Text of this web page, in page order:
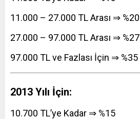
11.000 – 27.000 TL Arası ⇒ %20
27.000 – 97.000 TL Arası ⇒ %27
97.000 TL ve Fazlası İçin ⇒ %35
2013 Yılı İçin:
10.700 TL’ye Kadar ⇒ %15